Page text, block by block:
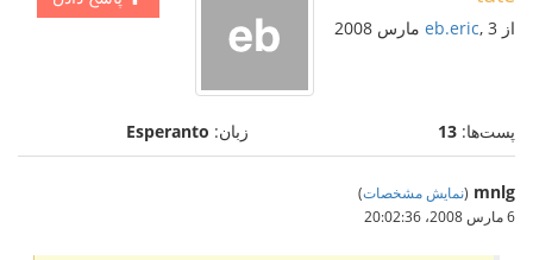
از eb.eric, 3 مارس 2008
پست‌ها: 13 زبان: Esperanto
mnlg
(نمایش مشخصات)
6 مارس 2008،‏ 20:02:36